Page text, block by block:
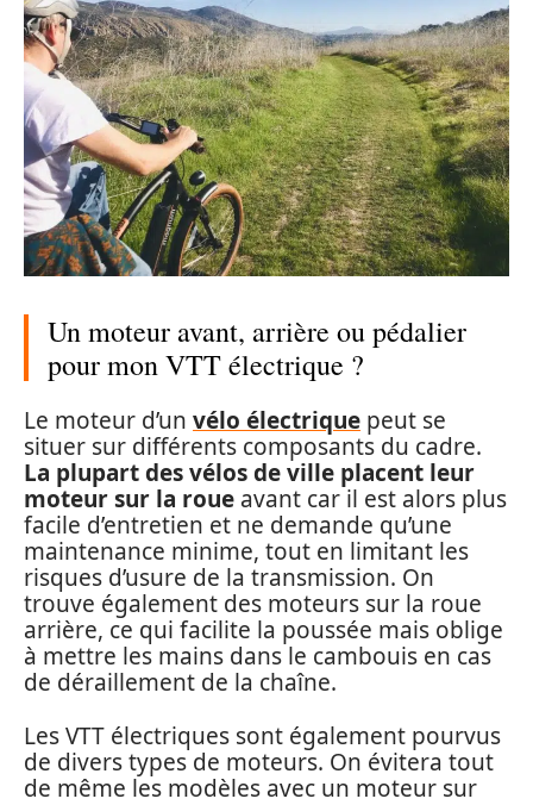
Un moteur avant, arrière ou pédalier
pour mon VTT électrique ?
Le moteur d’un vélo électrique peut se
situer sur différents composants du cadre.
La plupart des vélos de ville placent leur
moteur sur la roue avant car il est alors plus
facile d’entretien et ne demande qu’une
maintenance minime, tout en limitant les
risques d’usure de la transmission. On
trouve également des moteurs sur la roue
arrière, ce qui facilite la poussée mais oblige
à mettre les mains dans le cambouis en cas
de déraillement de la chaîne.
Les VTT électriques sont également pourvus
de divers types de moteurs. On évitera tout
de même les modèles avec un moteur sur